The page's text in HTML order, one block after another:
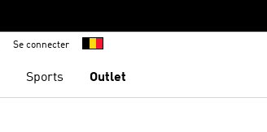
Se connecter
Sports Outlet